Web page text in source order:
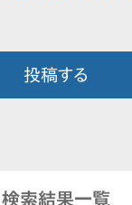
投稿する
検索結果一覧